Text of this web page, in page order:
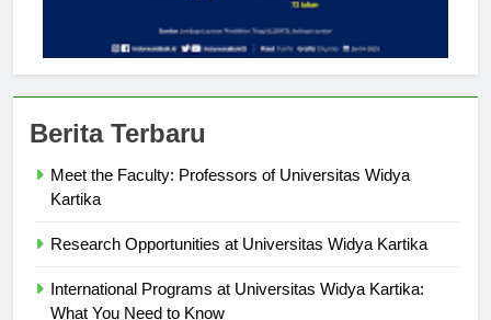
Meet the Faculty: Professors of Universitas Widya
International Programs at Universitas Widya Kartika: